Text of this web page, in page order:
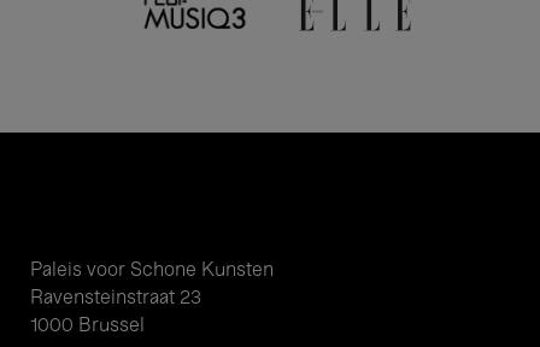
Paleis voor Schone Kunsten
Ravensteinstraat 23
1000 Brussel